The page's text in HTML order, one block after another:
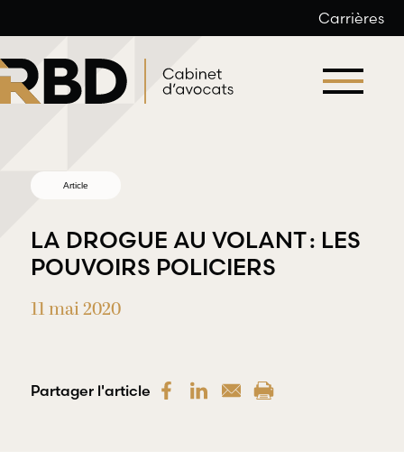
au
contenu
Carrières
Droit du
RBD Avocats
déontologique
Article
LA DROGUE AU VOLANT : LES
POUVOIRS POLICIERS
11 mai 2020
Partager l'article